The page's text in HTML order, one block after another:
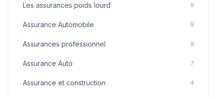
Les assurances poids lourd 9
Assurance Automobile 8
Assurances professionnel 8
Assurance Auto 7
Assurance et construction 4